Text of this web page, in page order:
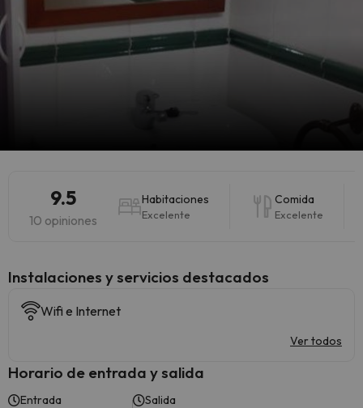
9.5
10 opiniones
Habitaciones
Excelente
Comida
Excelente
Instalaciones y servicios destacados
Wifi e Internet
Ver todos
Horario de entrada y salida
Entrada Salida